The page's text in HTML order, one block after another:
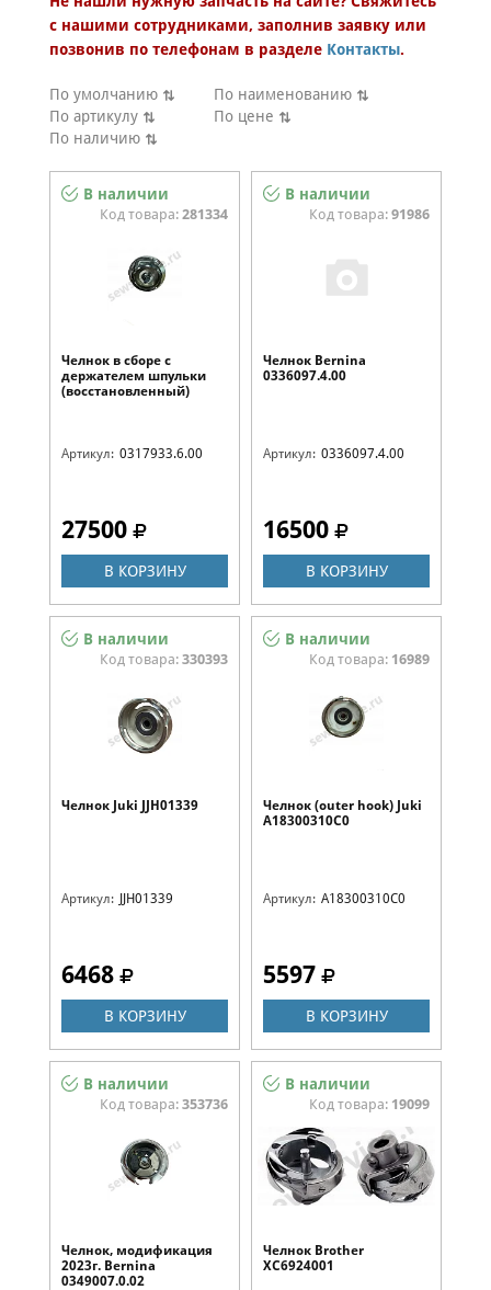
Запчасти
Челноки
Категория аксессуара
Модель
с нашими сотрудниками, заполнив заявку или
позвонив по телефонам в разделе Контакты.
По умолчанию
По наименованию
По артикулу
По цене
По наличию
Челнок в сборе с
держателем шпульки
(восстановленный)
Артикул: 0317933.6.00
В наличии
Код товара: 281334
27500
В КОРЗИНУ
Челнок Bernina
0336097.4.00
Артикул: 0336097.4.00
В наличии
Код товара: 91986
16500
В КОРЗИНУ
Челнок Juki JJH01339
Артикул: JJH01339
В наличии
Код товара: 330393
6468
В КОРЗИНУ
Челнок (outer hook) Juki
A18300310C0
Артикул: A18300310C0
В наличии
Код товара: 16989
5597
В КОРЗИНУ
Челнок, модификация
2023г. Bernina
0349007.0.02
В наличии
Код товара: 353736
Челнок Brother
XC6924001
В наличии
Код товара: 19099